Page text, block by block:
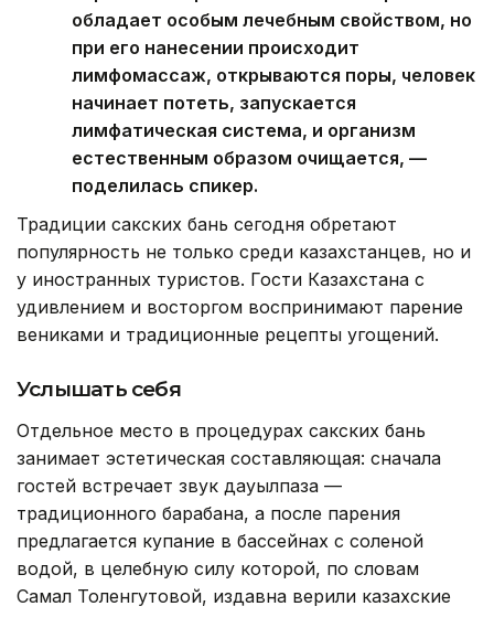
обладает особым лечебным свойством, но
при его нанесении происходит
лимфомассаж, открываются поры, человек
начинает потеть, запускается
лимфатическая система, и организм
естественным образом очищается, —
поделилась спикер.
Традиции сакских бань сегодня обретают
популярность не только среди казахстанцев, но и
у иностранных туристов. Гости Казахстана с
удивлением и восторгом воспринимают парение
вениками и традиционные рецепты угощений.
Услышать себя
Отдельное место в процедурах сакских бань
занимает эстетическая составляющая: сначала
гостей встречает звук дауылпаза —
традиционного барабана, а после парения
предлагается купание в бассейнах с соленой
водой, в целебную силу которой, по словам
Самал Толенгутовой, издавна верили казахские